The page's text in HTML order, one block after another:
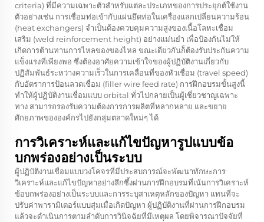
criteria) ที่มีความเฉพาะตัวสำหรับแต่ละประเภทของการประยุกต์ใช้งาน
ตัวอย่างเช่น การเชื่อมท่อเข้ากับแผ่นยึดท่อในเครื่องแลกเปลี่ยนความร้อน
(heat exchangers) จำเป็นต้องควบคุมความสูงของเนื้อโลหะเชื่อม
เสริม (weld reinforcement height) อย่างแม่นยำ เพื่อป้องกันไม่ให้
เกิดการต้านทานการไหลของของไหล ขณะเดียวกันก็ต้องรับประกันความ
แข็งแรงที่เพียงพอ ซึ่งต้องอาศัยความเข้าใจของผู้ปฏิบัติงานเกี่ยวกับ
ปฏิสัมพันธ์ระหว่างความเร็วในการเคลื่อนที่ของหัวเชื่อม (travel speed)
กับอัตราการป้อนลวดเชื่อม (filler wire feed rate) การฝึกอบรมขั้นสูงนี้
ทำให้ผู้ปฏิบัติงานเชื่อมแบบ orbital ทั่วไปกลายเป็นผู้เชี่ยวชาญเฉพาะ
ทาง สามารถรองรับความต้องการการผลิตที่หลากหลาย และขยาย
ศักยภาพขององค์กรไปยังกลุ่มตลาดใหม่ๆ ได้
การวิเคราะห์และแก้ไขปัญหารูปแบบข้อ
บกพร่องอย่างเป็นระบบ
ผู้ปฏิบัติงานเชื่อมแบบวงโคจรที่มีประสบการณ์จะพัฒนาทักษะการ
วิเคราะห์และแก้ไขปัญหาอย่างลึกซึ้งผ่านการฝึกอบรมที่เน้นการวิเคราะห์
ข้อบกพร่องอย่างเป็นระบบและการระบุสาเหตุหลักของปัญหา แทนที่จะ
ปรับค่าพารามิเตอร์แบบสุ่มเมื่อเกิดปัญหา ผู้ปฏิบัติงานที่ผ่านการฝึกอบรม
แล้วจะดำเนินการตามลำดับการวินิจฉัยที่มีเหตุผล โดยพิจารณาปัจจัยที่